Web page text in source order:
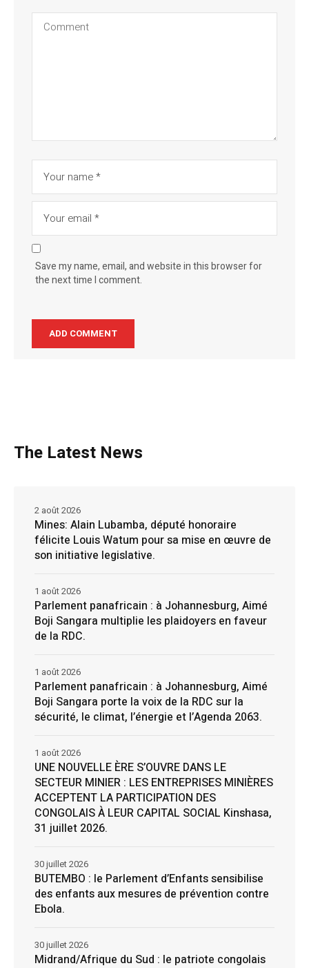
Save my name, email, and website in this browser for
the next time I comment.
The Latest News
Mines: Alain Lubamba, député honoraire
félicite Louis Watum pour sa mise en œuvre de
son initiative legislative.
2 août 2026
Parlement panafricain : à Johannesburg, Aimé
Boji Sangara multiplie les plaidoyers en faveur
de la RDC.
1 août 2026
Parlement panafricain : à Johannesburg, Aimé
Boji Sangara porte la voix de la RDC sur la
sécurité, le climat, l’énergie et l’Agenda 2063.
1 août 2026
UNE NOUVELLE ÈRE S’OUVRE DANS LE
SECTEUR MINIER : LES ENTREPRISES MINIÈRES
ACCEPTENT LA PARTICIPATION DES
CONGOLAIS À LEUR CAPITAL SOCIAL Kinshasa,
31 juillet 2026.
1 août 2026
BUTEMBO : le Parlement d’Enfants sensibilise
des enfants aux mesures de prévention contre
Ebola.
30 juillet 2026
Midrand/Afrique du Sud : le patriote congolais
30 juillet 2026